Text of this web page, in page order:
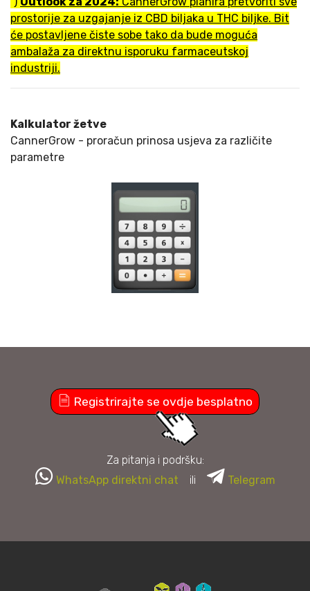
prostorije za uzgajanje iz CBD biljaka u THC biljke. Bit
će postavljene čiste sobe tako da bude moguća
ambalaža za direktnu isporuku farmaceutskoj
industriji.
Kalkulator žetve
CannerGrow - proračun prinosa usjeva za različite
parametre
Registrirajte se ovdje besplatno
Za pitanja i podršku:
WhatsApp direktni chat ili Telegram